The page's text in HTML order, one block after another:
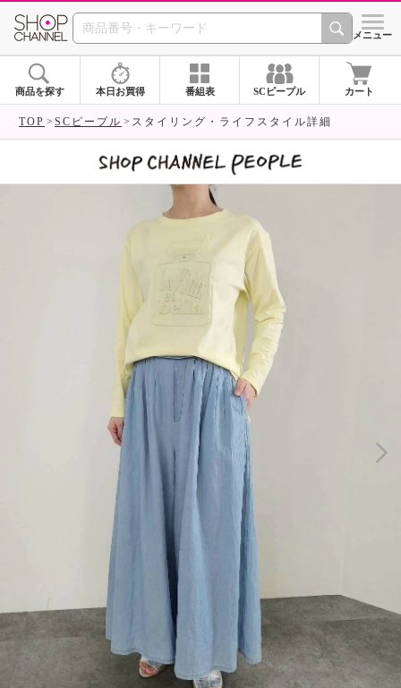
SHOP CHANNEL シメニュー
商品を探す 本日お買得 番組表 SCピープル カート
TOP SCピープル スタイリング・ライフスタイル詳細